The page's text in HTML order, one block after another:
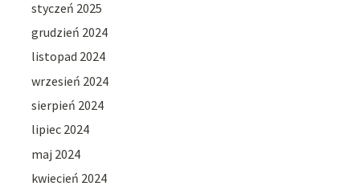
styczeń 2025
grudzień 2024
listopad 2024
wrzesień 2024
sierpień 2024
lipiec 2024
maj 2024
kwiecień 2024